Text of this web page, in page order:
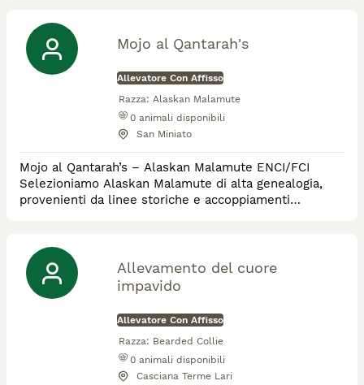
Mojo al Qantarah's
Allevatore Con Affisso
Razza: Alaskan Malamute
0 animali disponibili
San Miniato
Mojo al Qantarah’s – Alaskan Malamute ENCI/FCI
Selezioniamo Alaskan Malamute di alta genealogia,
provenienti da linee storiche e accoppiamenti
socializzazione attenta e accompagnamento serio per
famiglie realmente motivate. Poche cucciolate
all’anno, qualità e trasparenza assoluta.
Allevamento del cuore
impavido
Allevatore Con Affisso
Razza: Bearded Collie
0 animali disponibili
Casciana Terme Lari